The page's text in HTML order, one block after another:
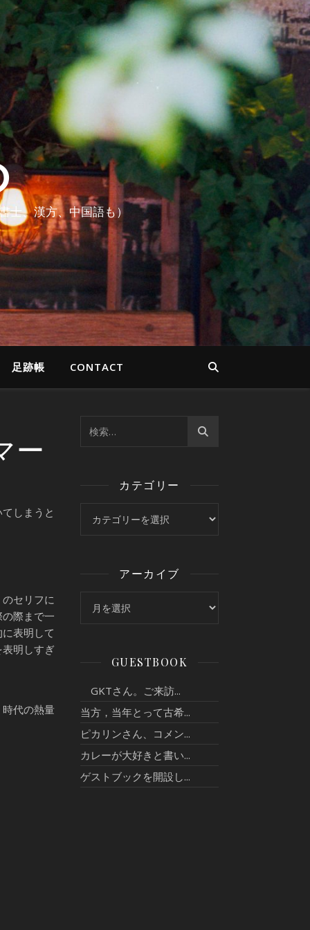
士、漢方、中国語も）
足跡帳 CONTACT
ー
しまうと
セリフに
際まで一
表明して
明しすぎ
代の熱量
カテゴリー
アーカイブ
GUESTBOOK
GKTさん。ご来訪...
当方，当年とって古希...
ピカリンさん、コメン...
カレーが大好きと書い...
ゲストブックを開設し...